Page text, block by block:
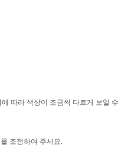
따라 색상이 조금씩 다르게 보일 수
조정하여 주세요.